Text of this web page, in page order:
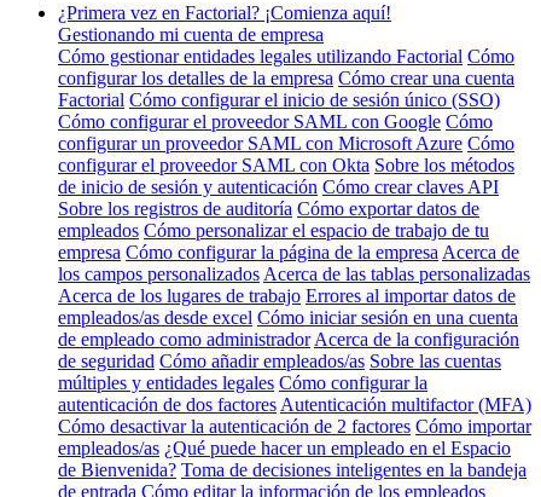
¿Primera vez en Factorial? ¡Comienza aquí!
Gestionando mi cuenta de empresa
Cómo gestionar entidades legales utilizando Factorial Cómo
configurar los detalles de la empresa Cómo crear una cuenta
Factorial Cómo configurar el inicio de sesión único (SSO)
Cómo configurar el proveedor SAML con Google Cómo
configurar un proveedor SAML con Microsoft Azure Cómo
configurar el proveedor SAML con Okta Sobre los métodos
de inicio de sesión y autenticación Cómo crear claves API
Sobre los registros de auditoría Cómo exportar datos de
empleados Cómo personalizar el espacio de trabajo de tu
empresa Cómo configurar la página de la empresa Acerca de
los campos personalizados Acerca de las tablas personalizadas
Acerca de los lugares de trabajo Errores al importar datos de
empleados/as desde excel Cómo iniciar sesión en una cuenta
de empleado como administrador Acerca de la configuración
de seguridad Cómo añadir empleados/as Sobre las cuentas
múltiples y entidades legales Cómo configurar la
autenticación de dos factores Autenticación multifactor (MFA)
Cómo desactivar la autenticación de 2 factores Cómo importar
empleados/as ¿Qué puede hacer un empleado en el Espacio
de Bienvenida? Toma de decisiones inteligentes en la bandeja
de entrada Cómo editar la información de los empleados